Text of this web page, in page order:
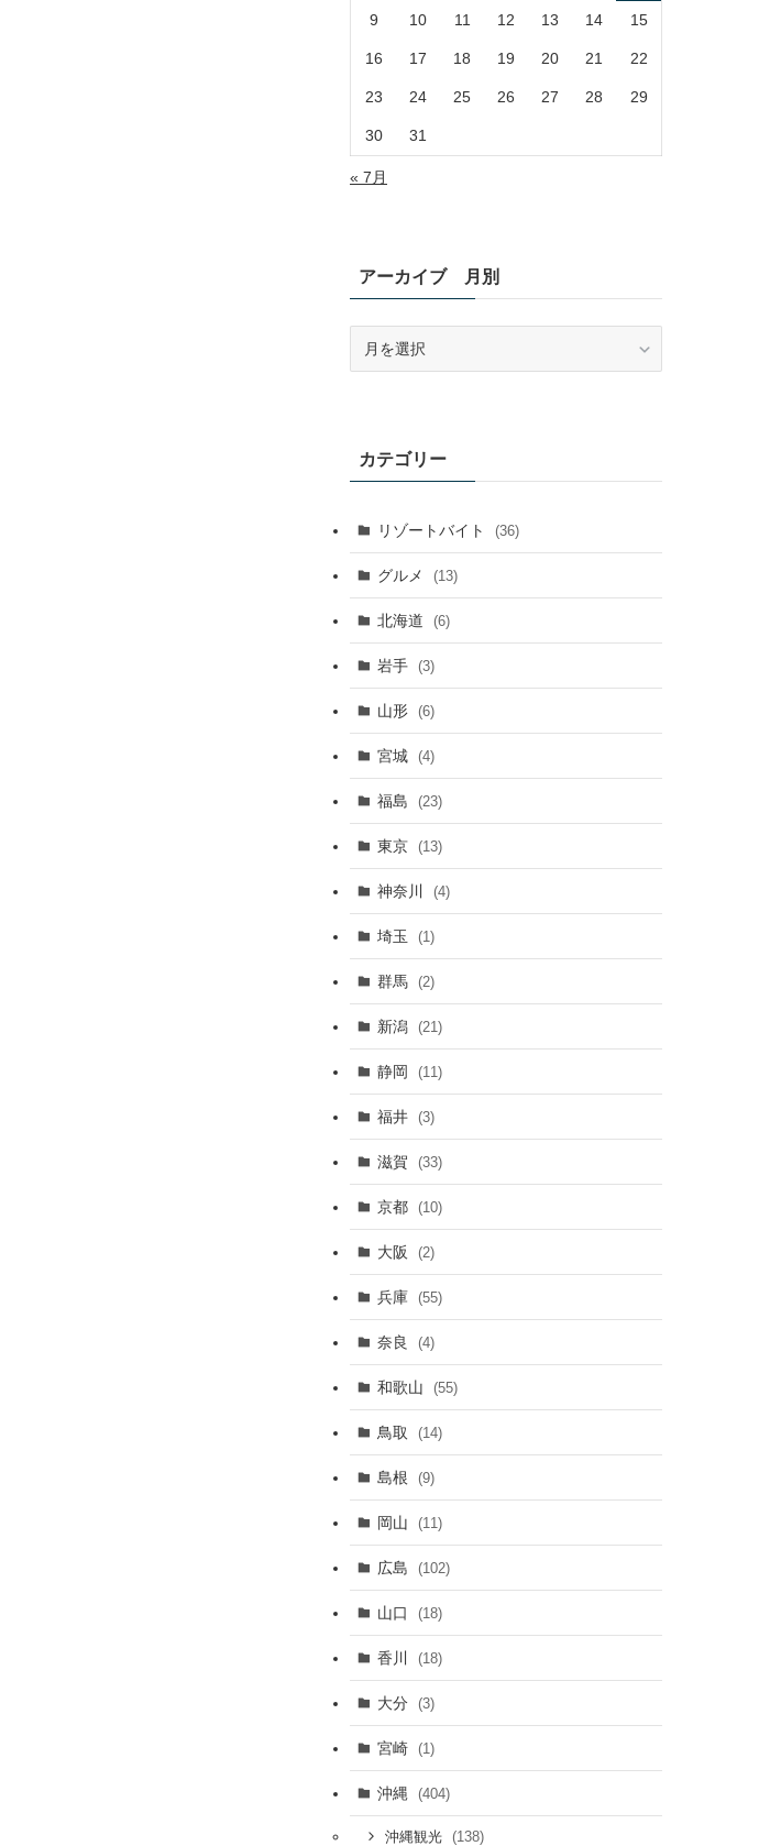
9 10 11 12 13 14 15
16 17 18 19 20 21 22
23 24 25 26 27 28 29
30 31
« 7月
アーカイブ 月別
月
別
カテゴリー
リゾートバイト (36)
グルメ (13)
北海道 (6)
岩手 (3)
山形 (6)
宮城 (4)
福島 (23)
東京 (13)
神奈川 (4)
埼玉 (1)
群馬 (2)
新潟 (21)
静岡 (11)
福井 (3)
滋賀 (33)
京都 (10)
大阪 (2)
兵庫 (55)
奈良 (4)
和歌山 (55)
鳥取 (14)
島根 (9)
岡山 (11)
広島 (102)
山口 (18)
香川 (18)
大分 (3)
宮崎 (1)
沖縄 (404)
沖縄観光 (138)